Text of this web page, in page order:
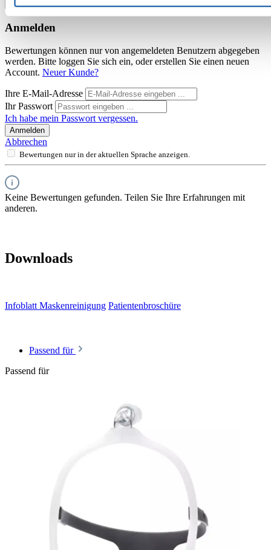
Bewertung schreiben
Anmelden
Bewertungen können nur von angemeldeten Benutzern abgegeben
werden. Bitte loggen Sie sich ein, oder erstellen Sie einen neuen
Account. Neuer Kunde?
Ihre E-Mail-Adresse
Ihr Passwort
Ich habe mein Passwort vergessen.
Anmelden
Abbrechen
Bewertungen nur in der aktuellen Sprache anzeigen.
Keine Bewertungen gefunden. Teilen Sie Ihre Erfahrungen mit
anderen.
Downloads
Infoblatt Maskenreinigung Patientenbroschüre
Passend für
Passend für